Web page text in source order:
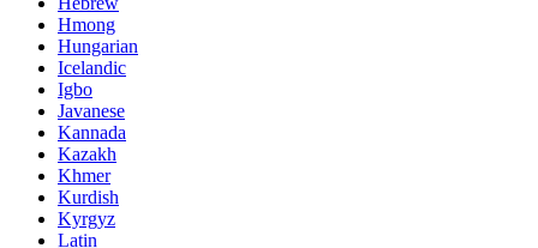
Hmong
Hungarian
Icelandic
Igbo
Javanese
Kannada
Kazakh
Khmer
Kurdish
Kyrgyz
Latin